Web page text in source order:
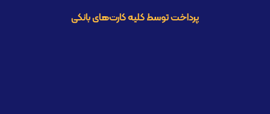
پرداخت توسط کلیه کارت‌های بانکی